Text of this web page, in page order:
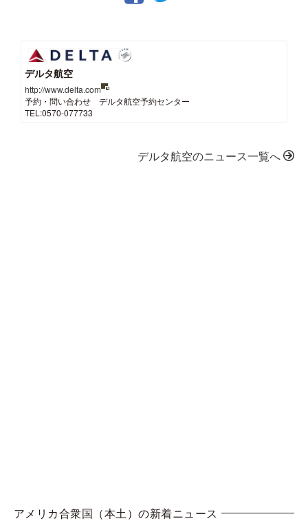
デルタ航空
http://www.delta.com
予約・問い合わせ デルタ航空予約センター
TEL:0570-077733
デルタ航空のニュース一覧へ
アメリカ合衆国（本土）の新着ニュース